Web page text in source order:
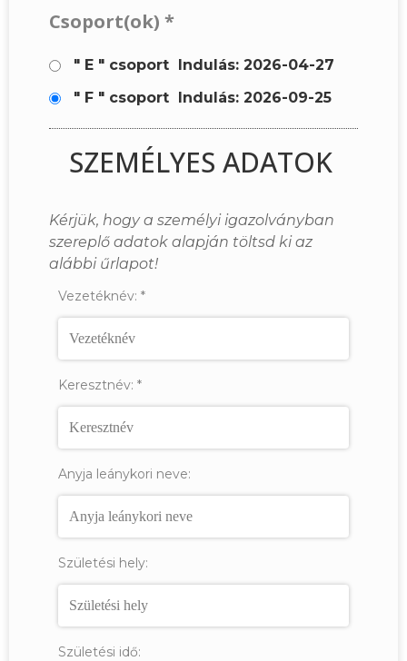
Csoport(ok) *
" E " csoport Indulás: 2026-04-27
" F " csoport Indulás: 2026-09-25
SZEMÉLYES ADATOK
Kérjük, hogy a személyi igazolványban
szereplő adatok alapján töltsd ki az
alábbi űrlapot!
Vezetéknév: *
Keresztnév: *
Anyja leánykori neve:
Születési hely:
Születési idő: